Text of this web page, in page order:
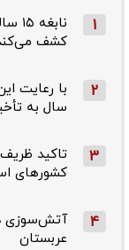
1
کشف
2
سال به
3
تاکید
کشورهای
4
آتش‌سوزی
عربستان